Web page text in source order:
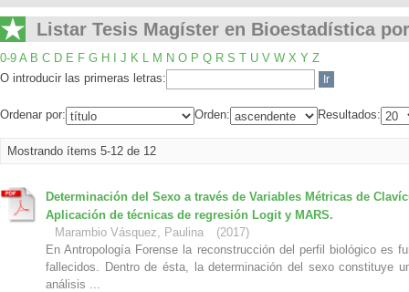
Listar Tesis Magíster en Bioestadística
0-9 A B C D E F G H J K L M N O P Q R S T U V W X Y Z
O introducir las primeras letras:
Ordenar por: Orden: Resultados:
Mostrando ítems 5-12 de 12
Determinación del Sexo a través de Variables Métricas de
Aplicación de técnicas de regresión Logit y MARS.
Marambio Vásquez, Paulina
(2017)
En Antropología Forense la reconstrucción del perfil biológico es
fallecidos. Dentro de ésta, la determinación del sexo constituye
análisis ...